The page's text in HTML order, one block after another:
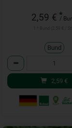
2,59 € *
/
Bund
Anzahl
2,59 €